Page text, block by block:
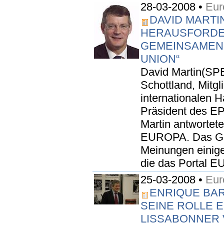
28-03-2008 •
DAVID
UNION“
David
Schottland,
internationalen
Präsident des
Martin
EUROPA. Das
Meinungen
die das Portal
25-03-2008 •
ENRIQUE
SEINE ROLLE
LISSABONNER